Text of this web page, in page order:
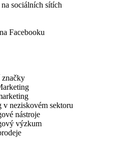
sociálních sítích
Facebooku
v neziskovém sektoru
nástroje
výzkum